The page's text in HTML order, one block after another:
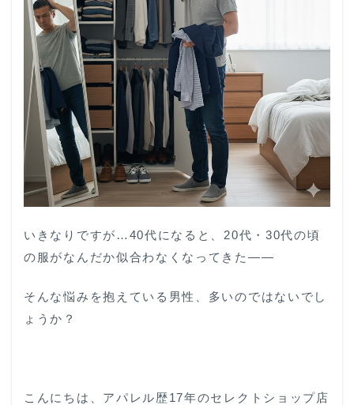
いきなりですが…40代になると、20代・30代の頃
の服がなんだか似合わなくなってきた——
そんな悩みを抱えている男性、多いのではないでし
ょうか？
こんにちは、アパレル歴17年のセレクトショップ店